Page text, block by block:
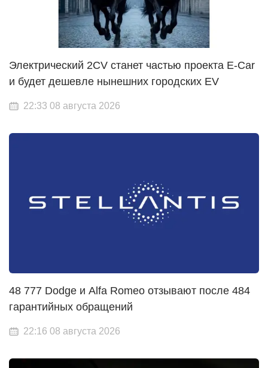
Электрический 2CV станет частью проекта E-Car
и будет дешевле нынешних городских EV
22:33 08 августа 2026
48 777 Dodge и Alfa Romeo отзывают после 484
гарантийных обращений
22:16 08 августа 2026